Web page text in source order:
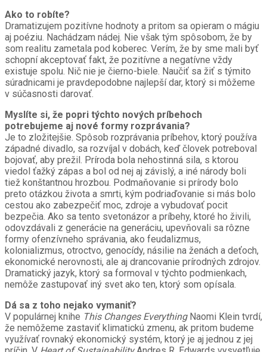
Ako to robíte?
Dramatizujem pozitívne hodnoty a pritom sa opieram o mágiu
aj poéziu. Nachádzam nádej. Nie však tým spôsobom, že by
som realitu zametala pod koberec. Verím, že by sme mali byť
schopní akceptovať fakt, že pozitívne a negatívne vždy
existuje spolu. Nič nie je čierno-biele. Naučiť sa žiť s týmito
súradnicami je pravdepodobne najlepší dar, ktorý si môžeme
v súčasnosti darovať.
Myslíte si, že popri týchto nových príbehoch
potrebujeme aj nové formy rozprávania?
Je to zložitejšie. Spôsob rozprávania príbehov, ktorý používa
západné divadlo, sa rozvíjal v dobách, keď človek potreboval
bojovať, aby prežil. Príroda bola nehostinná sila, s ktorou
viedol ťažký zápas a bol od nej aj závislý, a iné národy boli
tiež konštantnou hrozbou. Podmaňovanie si prírody bolo
preto otázkou života a smrti, kým podriaďovanie si más bolo
cestou ako zabezpečiť moc, zdroje a vybudovať pocit
bezpečia. Ako sa tento svetonázor a príbehy, ktoré ho živili,
odovzdávali z generácie na generáciu, upevňovali sa rôzne
formy ofenzívneho správania, ako feudalizmus,
kolonializmus, otroctvo, genocídy, násilie na ženách a deťoch,
ekonomické nerovnosti, ale aj drancovanie prírodných zdrojov.
Dramatický jazyk, ktorý sa formoval v týchto podmienkach,
nemôže zastupovať iný svet ako ten, ktorý som opísala.
Dá sa z toho nejako vymaniť?
V populárnej knihe This Changes EverythingNaomi Klein tvrdí,
že nemôžeme zastaviť klimatickú zmenu, ak pritom budeme
využívať rovnaký ekonomický systém, ktorý je aj jednou z jej